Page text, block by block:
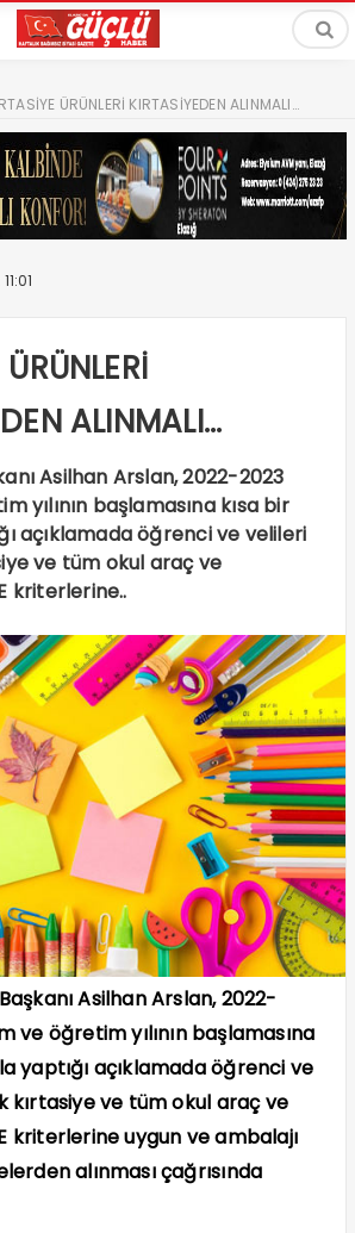
ÜRÜNLERİ KIRTASİYEDEN ALINMALI…
ALINMALI…
Asilhan Arslan, 2022-2023
yılının başlamasına kısa bir
açıklamada öğrenci ve velileri
ve tüm okul araç ve
kriterlerine..
Asilhan Arslan, 2022-
ve öğretim yılının başlamasına
yaptığı açıklamada öğrenci ve
kırtasiye ve tüm okul araç ve
kriterlerine uygun ve ambalajı
alınması çağrısında